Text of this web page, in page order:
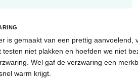
is gemaakt van een prettig
testen niet plakken en hoefden we niet
Wel gaf de verzwaring een
warm krijgt.